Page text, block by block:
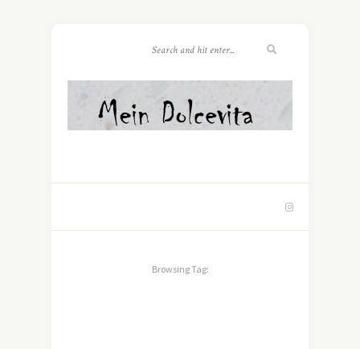
Browsing Tag: